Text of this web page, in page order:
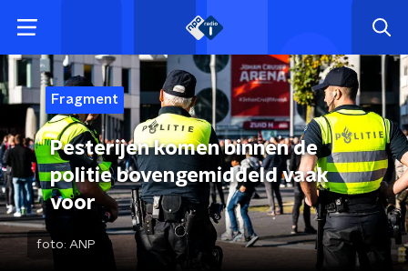
Fragment
Pesterijen komen binnen de
politie bovengemiddeld vaak
voor
foto: ANP